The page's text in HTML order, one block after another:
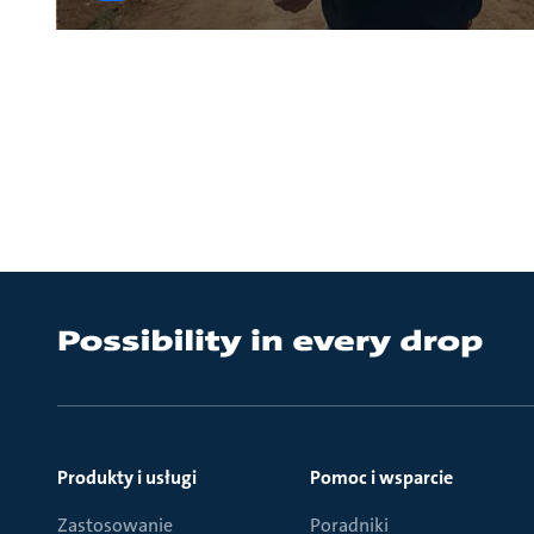
Produkty i usługi
Zastosowanie
Pomoc i wsparcie
Poradniki